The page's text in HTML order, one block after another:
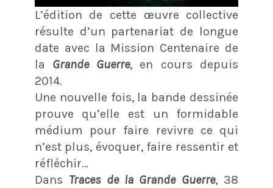
L’édition de cette œuvre collective
résulte d’un partenariat de longue
date avec la Mission Centenaire de
la Grande Guerre, en cours depuis
2014.
Une nouvelle fois, la bande dessinée
prouve qu’elle est un formidable
médium pour faire revivre ce qui
n’est plus, évoquer, faire ressentir et
réfléchir…
Dans Traces de la Grande Guerre, 38